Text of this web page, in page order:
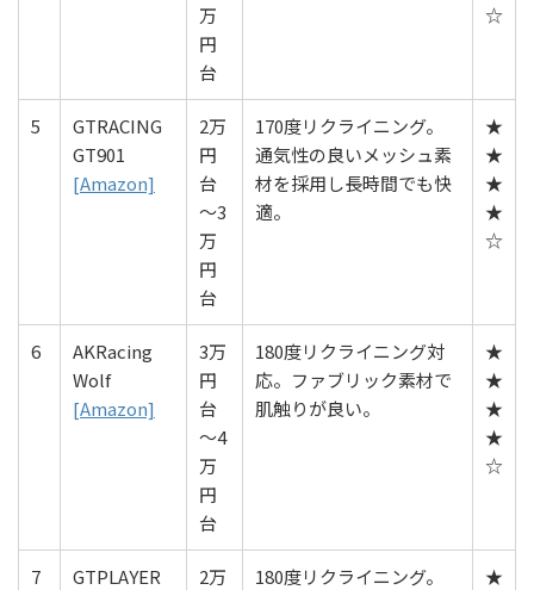
万
円
台
☆
5
GTRACING
GT901
[Amazon]
2万
円
台
〜3
万
円
台
170度リクライニング。
通気性の良いメッシュ素
材を採用し長時間でも快
適。
★
★
★
★
☆
6
AKRacing
Wolf
[Amazon]
3万
円
台
〜4
万
円
台
180度リクライニング対
応。ファブリック素材で
肌触りが良い。
★
★
★
★
☆
7
GTPLAYER
2万
180度リクライニング。
★